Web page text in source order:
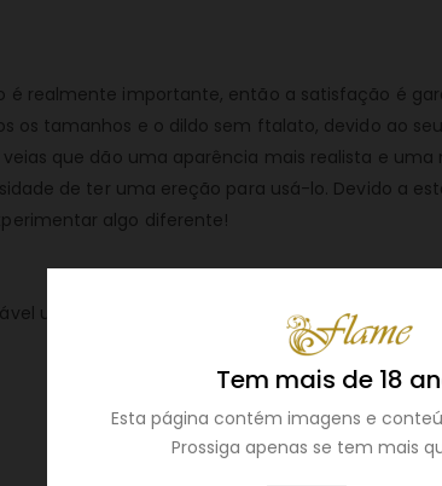
Tem mais de 18
Esta página contém imagens e
Prossiga apenas se tem mais
realmente importante, então a satisfação é
os tamanhos e o dildo sem ftalato, devido ao
que dão uma aparência mais realista e
de ter uma ereção para usá-lo. Devido a
algo diferente!
utilizar com bastante lubrificante.